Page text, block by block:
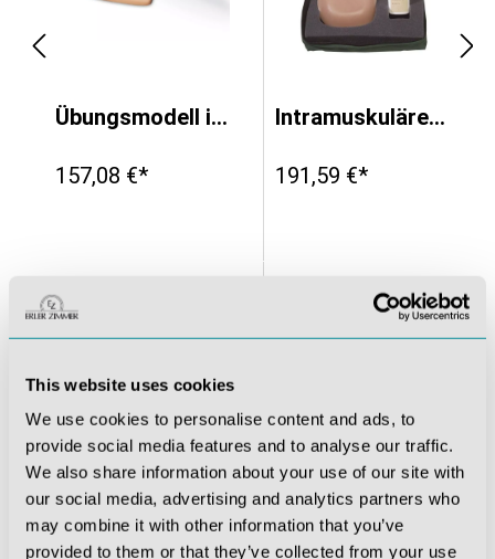
This website uses cookies
We use cookies to personalise content and ads, to
provide social media features and to analyse our traffic.
We also share information about your use of our site with
our social media, advertising and analytics partners who
may combine it with other information that you’ve
provided to them or that they’ve collected from your use
Übungsmodell intradermale, subkutane und intramuskuläre Injektion
157,08 €*
Intramuskuläres Übungsmodell
191,59 €*
Naht-Bein